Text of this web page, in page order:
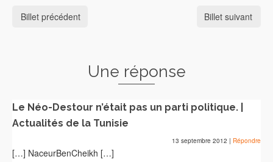
Billet précédent Billet suivant
Une réponse
Le Néo-Destour n’était pas un parti politique. |
Actualités de la Tunisie
13 septembre 2012 | Répondre
[…] NaceurBenCheikh […]